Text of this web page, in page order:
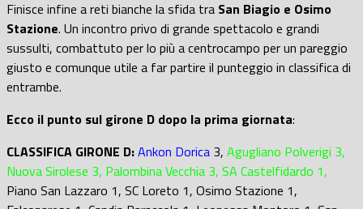
Finisce infine a reti bianche la sfida tra San Biagio e Osimo
Stazione. Un incontro privo di grande spettacolo e grandi
sussulti, combattuto per lo più a centrocampo per un pareggio
giusto e comunque utile a far partire il punteggio in classifica di
entrambe.
Ecco il punto sul girone D dopo la prima giornata:
CLASSIFICA GIRONE D:Ankon Dorica 3, Agugliano Polverigi 3,
Nuova Sirolese 3, Palombina Vecchia 3, SA Castelfidardo 1,
Piano San Lazzaro 1, SC Loreto 1, Osimo Stazione 1,